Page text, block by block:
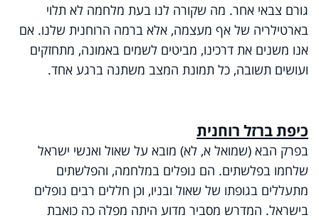
גורם צבאי אחר. מה שקורה לנו בעת מלחמה לא תלוי
בארטילריה של אף מעצמה, אלא ברמה הרוחנית שלנו. אם
אנו משנים את דרכינו, מביטים לשמים באמונה, מתחזקים
ועושים תשובה, כל תמונת המצב משתנה ברגע אחד.
כיפת ברזל רוחנית
בפרק הבא (שמואל א, לא) מובא על שאול ואנשי ישראל
שלחמו בפלשתים. הם נופלים במלחמה, והפלשתים
מתעללים בגופתו של שאול ובניו, וכן חללים רבים נופלים
בישראל. המדרש מסביר מדוע היתה מפלה כה כואבת